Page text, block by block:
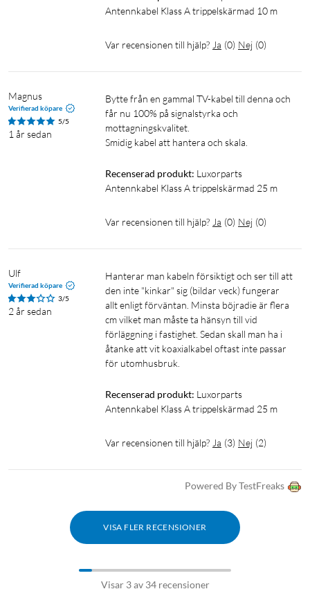
Antennkabel Klass A trippelskärmad 10 m
Var recensionen till hjälp? Ja (0) Nej (0)
Magnus
Verifierad köpare
5/5
1 år sedan
Bytte från en gammal TV-kabel till denna och
får nu 100% på signalstyrka och
mottagningskvalitet.
Smidig kabel att hantera och skala.
Recenserad produkt: Luxorparts
Antennkabel Klass A trippelskärmad 25 m
Var recensionen till hjälp? Ja (0) Nej (0)
Ulf
Verifierad köpare
3/5
2 år sedan
Hanterar man kabeln försiktigt och ser till att
den inte "kinkar" sig (bildar veck) fungerar
allt enligt förväntan. Minsta böjradie är flera
cm vilket man måste ta hänsyn till vid
förläggning i fastighet. Sedan skall man ha i
åtanke att vit koaxialkabel oftast inte passar
för utomhusbruk.
Recenserad produkt: Luxorparts
Antennkabel Klass A trippelskärmad 25 m
Var recensionen till hjälp? Ja (3) Nej (2)
Powered By TestFreaks
VISA FLER RECENSIONER
Visar 3 av 34 recensioner